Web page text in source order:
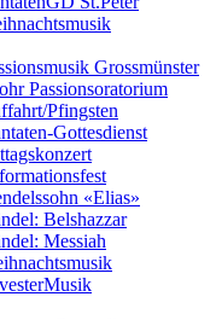
Grossmünster
Passionsoratorium
Pfingsten
Gottesdienst
«Elias»
Belshazzar
Messiah